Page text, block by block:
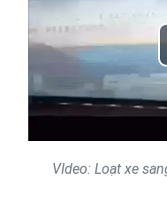
VIdeo: Loạt xe